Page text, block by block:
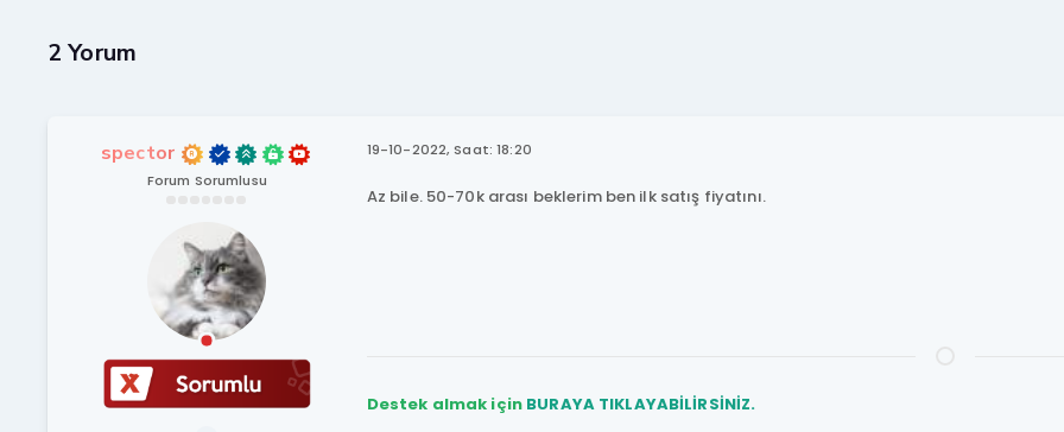
2 Yorum
spector
Forum Sorumlusu
19-10-2022, Saat: 18:20
Az bile. 50-70k arası beklerim ben ilk satış fiyatını.
Destek almak için BURAYA TIKLAYABİLİRSİNİZ.